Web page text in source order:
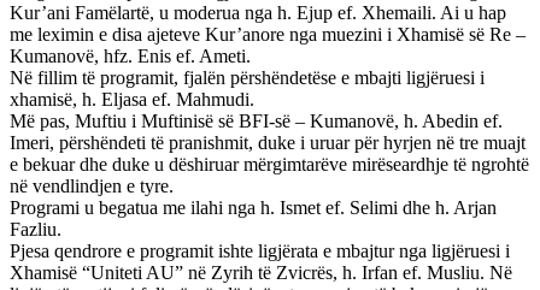
Kur’ani Famëlartë, u moderua nga h. Ejup ef. Xhemaili. Ai u hap
me leximin e disa ajeteve Kur’anore nga muezini i Xhamisë së Re –
Kumanovë, hfz. Enis ef. Ameti.
Në fillim të programit, fjalën përshëndetëse e mbajti ligjëruesi i
xhamisë, h. Eljasa ef. Mahmudi.
Më pas, Muftiu i Muftinisë së BFI-së – Kumanovë, h. Abedin ef.
Imeri, përshëndeti të pranishmit, duke i uruar për hyrjen në tre muajt
e bekuar dhe duke u dëshiruar mërgimtarëve mirëseardhje të ngrohtë
në vendlindjen e tyre.
Programi u begatua me ilahi nga h. Ismet ef. Selimi dhe h. Arjan
Fazliu.
Pjesa qendrore e programit ishte ligjërata e mbajtur nga ligjëruesi i
Xhamisë “Uniteti AU” në Zyrih të Zvicrës, h. Irfan ef. Musliu. Në